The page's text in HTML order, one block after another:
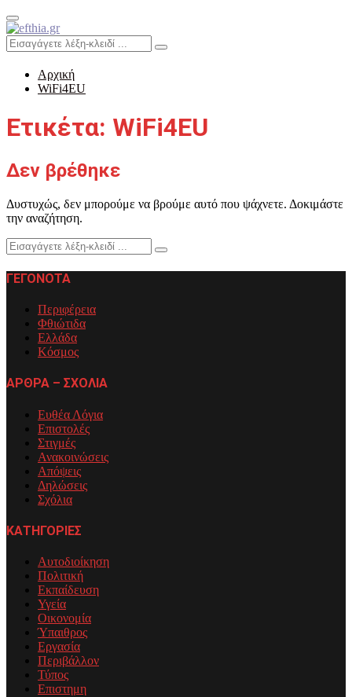
Primary
Menu
Search
for:
Search
Αρχική
WiFi4EU
Ετικέτα: WiFi4EU
Δεν βρέθηκε
Δυστυχώς, δεν μπορούμε να βρούμε αυτό που ψάχνετε. Δοκιμάστε
την αναζήτηση.
Search
for:
Search
ΓΕΓΟΝΟΤΑ
Περιφέρεια
Φθιώτιδα
Ελλάδα
Κόσμος
ΑΡΘΡΑ – ΣΧΟΛΙΑ
Ευθέα Λόγια
Επιστολές
Στιγμές
Ανακοινώσεις
Απόψεις
Δηλώσεις
Σχόλια
ΚΑΤΗΓΟΡΙΕΣ
Αυτοδιοίκηση
Πολιτική
Εκπαίδευση
Υγεία
Οικονομία
Ύπαιθρος
Εργασία
Περιβάλλον
Τύπος
Επιστημη